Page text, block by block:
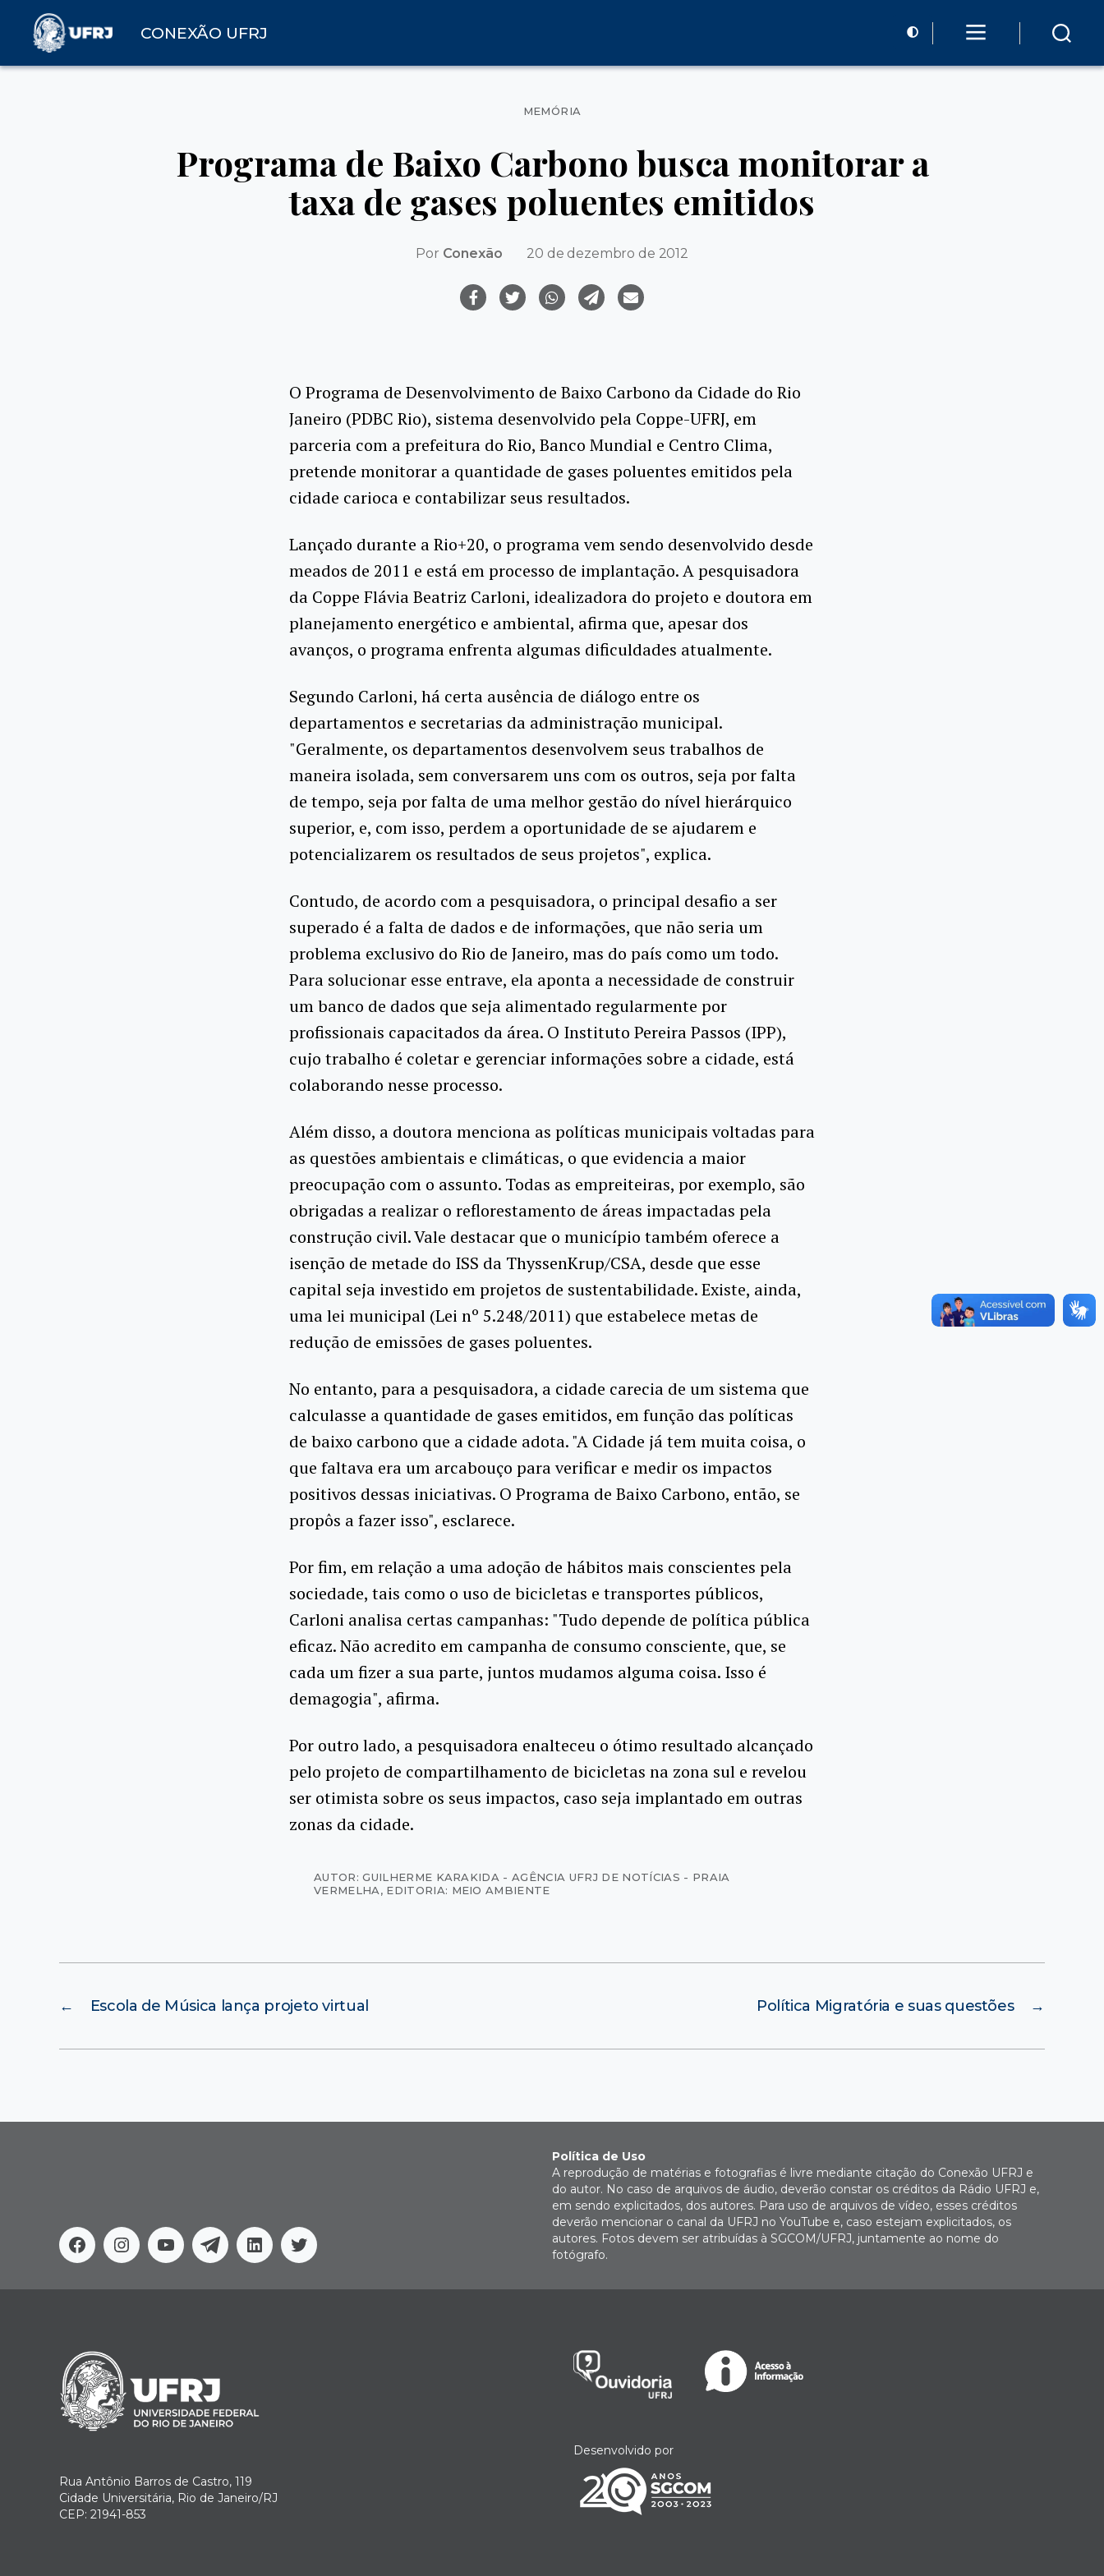
CONEXÃO UFRJ
Categorias
MEMÓRIA
Programa de Baixo Carbono busca monitorar a
taxa de gases poluentes emitidos
Por Conexão 20 de dezembro de 2012
O Programa de Desenvolvimento de Baixo Carbono da Cidade do Rio
Janeiro (PDBC Rio), sistema desenvolvido pela Coppe-UFRJ, em
parceria com a prefeitura do Rio, Banco Mundial e Centro Clima,
pretende monitorar a quantidade de gases poluentes emitidos pela
cidade carioca e contabilizar seus resultados.
Lançado durante a Rio+20, o programa vem sendo desenvolvido desde
meados de 2011 e está em processo de implantação. A pesquisadora
da Coppe Flávia Beatriz Carloni, idealizadora do projeto e doutora em
planejamento energético e ambiental, afirma que, apesar dos
avanços, o programa enfrenta algumas dificuldades atualmente.
Segundo Carloni, há certa ausência de diálogo entre os
departamentos e secretarias da administração municipal.
"Geralmente, os departamentos desenvolvem seus trabalhos de
maneira isolada, sem conversarem uns com os outros, seja por falta
de tempo, seja por falta de uma melhor gestão do nível hierárquico
superior, e, com isso, perdem a oportunidade de se ajudarem e
potencializarem os resultados de seus projetos", explica.
Contudo, de acordo com a pesquisadora, o principal desafio a ser
superado é a falta de dados e de informações, que não seria um
problema exclusivo do Rio de Janeiro, mas do país como um todo.
Para solucionar esse entrave, ela aponta a necessidade de construir
um banco de dados que seja alimentado regularmente por
profissionais capacitados da área. O Instituto Pereira Passos (IPP),
cujo trabalho é coletar e gerenciar informações sobre a cidade, está
colaborando nesse processo.
Além disso, a doutora menciona as políticas municipais voltadas para
as questões ambientais e climáticas, o que evidencia a maior
preocupação com o assunto. Todas as empreiteiras, por exemplo, são
obrigadas a realizar o reflorestamento de áreas impactadas pela
construção civil. Vale destacar que o município também oferece a
isenção de metade do ISS da ThyssenKrup/CSA, desde que esse
capital seja investido em projetos de sustentabilidade. Existe, ainda,
uma lei municipal (Lei nº 5.248/2011) que estabelece metas de
redução de emissões de gases poluentes.
No entanto, para a pesquisadora, a cidade carecia de um sistema que
calculasse a quantidade de gases emitidos, em função das políticas
de baixo carbono que a cidade adota. "A Cidade já tem muita coisa, o
que faltava era um arcabouço para verificar e medir os impactos
positivos dessas iniciativas. O Programa de Baixo Carbono, então, se
propôs a fazer isso", esclarece.
Por fim, em relação a uma adoção de hábitos mais conscientes pela
sociedade, tais como o uso de bicicletas e transportes públicos,
Carloni analisa certas campanhas: "Tudo depende de política pública
eficaz. Não acredito em campanha de consumo consciente, que, se
cada um fizer a sua parte, juntos mudamos alguma coisa. Isso é
demagogia", afirma.
Por outro lado, a pesquisadora enalteceu o ótimo resultado alcançado
pelo projeto de compartilhamento de bicicletas na zona sul e revelou
ser otimista sobre os seus impactos, caso seja implantado em outras
zonas da cidade.
AUTOR: GUILHERME KARAKIDA - AGÊNCIA UFRJ DE NOTÍCIAS - PRAIA
VERMELHA, EDITORIA: MEIO AMBIENTE
← Escola de Música lança projeto virtual →
Política Migratória e suas questões
FacebookInstagram
YoutubeTelegramLinkedinTwitter
Política de Uso
A reprodução de matérias e fotografias é livre mediante citação do Conexão UFRJ e
do autor. No caso de arquivos de áudio, deverão constar os créditos da Rádio UFRJ e,
em sendo explicitados, dos autores. Para uso de arquivos de vídeo, esses créditos
deverão mencionar o canal da UFRJ no YouTube e, caso estejam explicitados, os
autores. Fotos devem ser atribuídas à SGCOM/UFRJ, juntamente ao nome do
fotógrafo.
Rua Antônio Barros de Castro, 119
Cidade Universitária, Rio de Janeiro/RJ
CEP: 21941-853
Desenvolvido por